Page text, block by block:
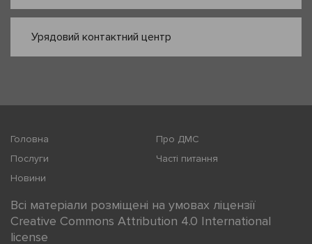
Урядовий контактний центр
Головна
Про ДМС
Послуги
Часті питання
Новини
Всі матеріали розміщені на умовах ліцензії
Creative Commons Attribution 4.0 International
license